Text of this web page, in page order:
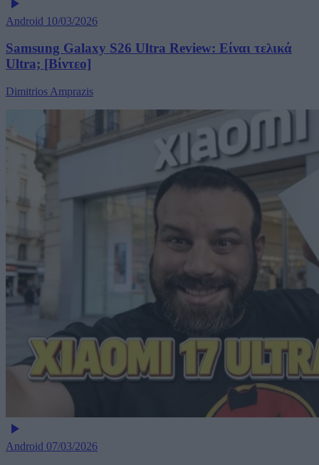
Android 10/03/2026
Samsung Galaxy S26 Ultra Review: Είναι τελικά
Ultra; [Βίντεο]
Dimitrios Amprazis
Android 07/03/2026